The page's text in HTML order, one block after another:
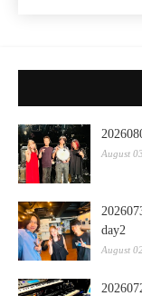
August
day2
August